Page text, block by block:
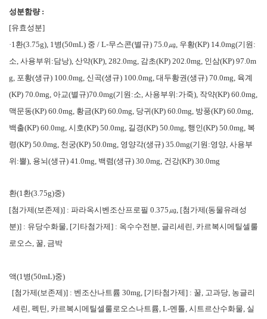
성분함량 :
[유효성분]
·1환(3.75g), 1병(50mL) 중 / L-무스콘(별규) 75.0㎍, 우황(KP) 14.0mg(기원:
소, 사용부위:담낭), 산약(KP), 282.0mg, 감초(KP) 202.0mg, 인삼(KP) 97.0m
g, 포황(생규) 100.0mg, 신곡(생규) 100.0mg, 대두황권(생규) 70.0mg, 육계
(KP) 70.0mg, 아교(별규)70.0mg(기원:소, 사용부위:가죽), 작약(KP) 60.0mg,
맥문동(KP) 60.0mg, 황금(KP) 60.0mg, 당귀(KP) 60.0mg, 방풍(KP) 60.0mg,
백출(KP) 60.0mg, 시호(KP) 50.0mg, 길경(KP) 50.0mg, 행인(KP) 50.0mg, 복
령(KP) 50.0mg, 천궁(KP) 50.0mg, 영양각(생규) 35.0mg(기원:영양, 사용부
위:뿔), 용뇌(생규) 41.0mg, 백렴(생규) 30.0mg, 건강(KP) 30.0mg
환(1환(3.75g)중)
[첨가제(보존제)] : 파라옥시벤조산프로필 0.375 ㎍, [첨가제(동물유래성
분)] : 유당수화물, [기타첨가제] : 옥수수전분, 글리세린, 카르복시메틸셀룰
로오스, 꿀, 금박
액(1병(50mL)중)
[첨가제(보존제)] : 벤조산나트륨 30mg, [기타첨가제] : 꿀, 고과당, 농글리
세린, 펙틴, 카르복시메틸셀룰로오스나트륨, L-멘톨, 시트르산수화물, 실